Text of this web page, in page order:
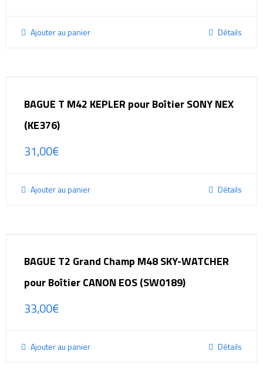
Ajouter au panier Détails
BAGUE T M42 KEPLER pour Boîtier SONY NEX
(KE376)
31,00€
Ajouter au panier Détails
BAGUE T2 Grand Champ M48 SKY-WATCHER
pour Boîtier CANON EOS (SW0189)
33,00€
Ajouter au panier Détails